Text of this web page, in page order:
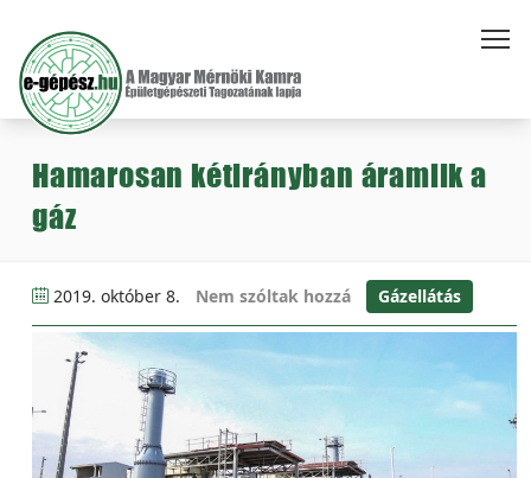
Hamarosan kétirányban áramlik a
gáz
2019. október 8. Nem szóltak hozzá Gázellátás